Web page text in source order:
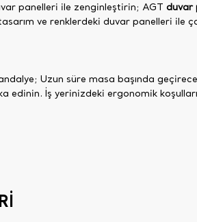
panelleri ile zenginleştirin; AGTduvar
ve renklerdeki duvar panelleri ile
Uzun süre masa başında
edinin. İş yerinizdeki ergonomik